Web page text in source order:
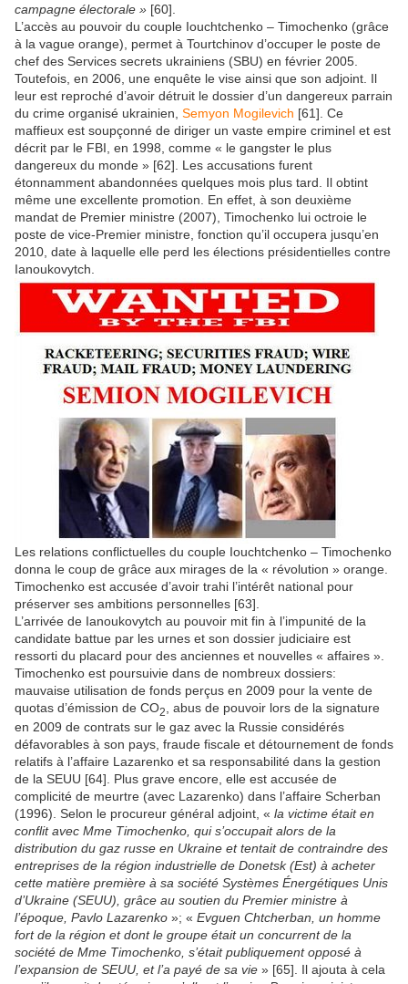
campagne électorale » [60].
L’accès au pouvoir du couple Iouchtchenko – Timochenko (grâce
à la vague orange), permet à Tourtchinov d’occuper le poste de
chef des Services secrets ukrainiens (SBU) en février 2005.
Toutefois, en 2006, une enquête le vise ainsi que son adjoint. Il
leur est reproché d’avoir détruit le dossier d’un dangereux parrain
du crime organisé ukrainien, Semyon Mogilevich [61]. Ce
maffieux est soupçonné de diriger un vaste empire criminel et est
décrit par le FBI, en 1998, comme « le gangster le plus
dangereux du monde » [62]. Les accusations furent
étonnamment abandonnées quelques mois plus tard. Il obtint
même une excellente promotion. En effet, à son deuxième
mandat de Premier ministre (2007), Timochenko lui octroie le
poste de vice-Premier ministre, fonction qu’il occupera jusqu’en
2010, date à laquelle elle perd les élections présidentielles contre
Ianoukovytch.
Les relations conflictuelles du couple Iouchtchenko – Timochenko
donna le coup de grâce aux mirages de la « révolution » orange.
Timochenko est accusée d’avoir trahi l’intérêt national pour
préserver ses ambitions personnelles [63].
L’arrivée de Ianoukovytch au pouvoir mit fin à l’impunité de la
candidate battue par les urnes et son dossier judiciaire est
ressorti du placard pour des anciennes et nouvelles « affaires ».
Timochenko est poursuivie dans de nombreux dossiers:
mauvaise utilisation de fonds perçus en 2009 pour la vente de
quotas d’émission de CO2
, abus de pouvoir lors de la signature
en 2009 de contrats sur le gaz avec la Russie considérés
défavorables à son pays, fraude fiscale et détournement de fonds
relatifs à l’affaire Lazarenko et sa responsabilité dans la gestion
de la SEUU [64]. Plus grave encore, elle est accusée de
complicité de meurtre (avec Lazarenko) dans l’affaire Scherban
(1996). Selon le procureur général adjoint, « la victime était en
conflit avec Mme Timochenko, qui s’occupait alors de la
distribution du gaz russe en Ukraine et tentait de contraindre des
entreprises de la région industrielle de Donetsk (Est) à acheter
cette matière première à sa société Systèmes Énergétiques Unis
d’Ukraine (SEUU), grâce au soutien du Premier ministre à
l’époque, Pavlo Lazarenko »; « Evguen Chtcherban, un homme
fort de la région et dont le groupe était un concurrent de la
société de Mme Timochenko, s’était publiquement opposé à
l’expansion de SEUU, et l’a payé de sa vie » [65]. Il ajouta à cela